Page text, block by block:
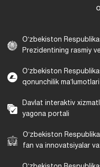
Oʻzbekiston
Prezidentining rasmiy
Oʻzbekiston
qonunchilik
Davlat interaktiv
yagona portali
Oʻzbekiston
fan va innovatsiyalar